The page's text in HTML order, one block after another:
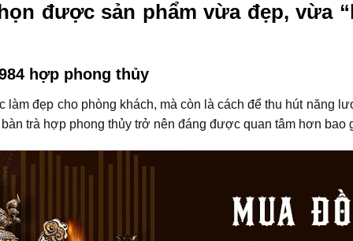
được sản phẩm vừa đẹp, vừa
hợp phong thủy
đẹp cho phòng khách, mà còn là cách để thu hút năng
trà hợp phong thủy trở nên đáng được quan tâm hơn bao